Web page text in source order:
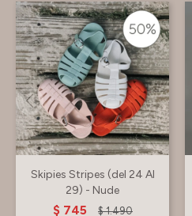
Skipies Stripes (del 24 Al
29) - Nude
$ 745 $ 1.490